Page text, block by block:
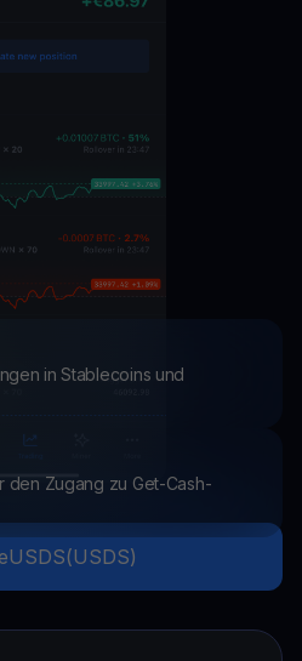
in Stablecoins und
den Zugang zu Get-Cash-
USDS(USDS)